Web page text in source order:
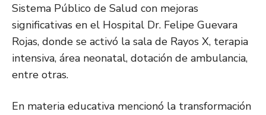
Sistema Público de Salud con mejoras
significativas en el Hospital Dr. Felipe Guevara
Rojas, donde se activó la sala de Rayos X, terapia
intensiva, área neonatal, dotación de ambulancia,
entre otras.
En materia educativa mencionó la transformación